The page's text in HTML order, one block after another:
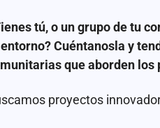
tú, o un grupo de tu
Cuéntanosla y
que aborden
proyectos